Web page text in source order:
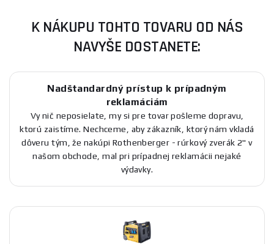
K NÁKUPU TOHTO TOVARU OD NÁS
NAVYŠE DOSTANETE:
Nadštandardný prístup k prípadným
reklamáciám
Vy nič neposielate, my si pre tovar pošleme dopravu,
ktorú zaistíme. Nechceme, aby zákazník, ktorý nám vkladá
dôveru tým, že nakúpi Rothenberger - rúrkový zverák 2" v
našom obchode, mal pri prípadnej reklamácii nejaké
výdavky.